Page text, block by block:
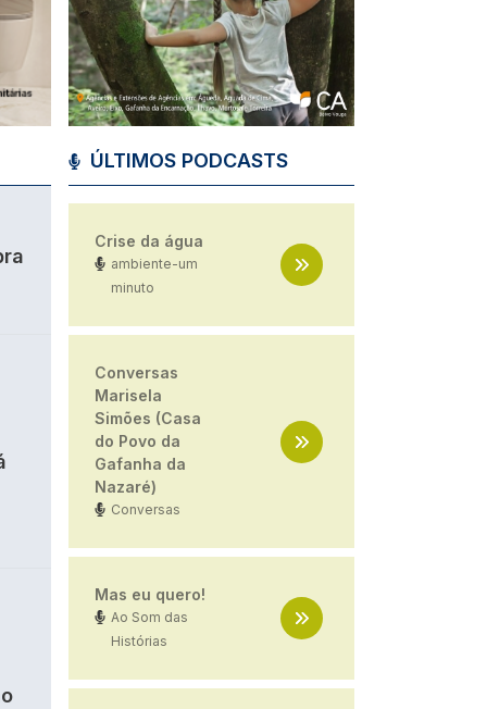
ÚLTIMOS PODCASTS
Crise da água
ambiente-um
minuto
Conversas
Marisela
Simões (Casa
do Povo da
Gafanha da
Nazaré)
Conversas
Mas eu quero!
Ao Som das
Histórias